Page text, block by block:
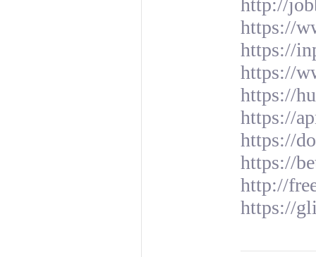
http://
https://
https://
https://
https://
https://
https://
https://
http://
https://